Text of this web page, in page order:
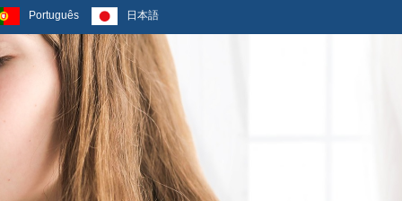
Português 日本語